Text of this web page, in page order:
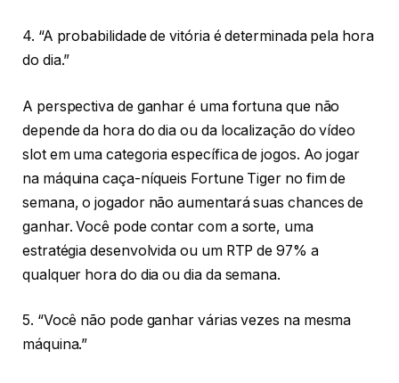
4. “A probabilidade de vitória é determinada pela hora
do dia.”
A perspectiva de ganhar é uma fortuna que não
depende da hora do dia ou da localização do vídeo
slot em uma categoria específica de jogos. Ao jogar
na máquina caça-níqueis Fortune Tiger no fim de
semana, o jogador não aumentará suas chances de
ganhar. Você pode contar com a sorte, uma
estratégia desenvolvida ou um RTP de 97% a
qualquer hora do dia ou dia da semana.
5. “Você não pode ganhar várias vezes na mesma
máquina.”